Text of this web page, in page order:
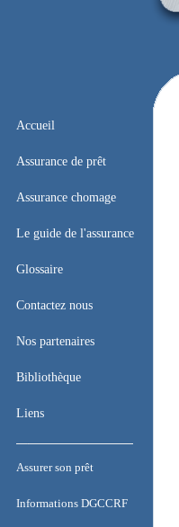
Accueil
Accueil
Assurance de prêt
Assurance de prêt
Assurance chomage
Assurance chomage
Le guide de l'assurance
Le guide de l'assurance
Glossaire
Glossaire
Contactez nous
Contactez nous
Nos partenaires
Nos partenaires
Bibliothèque
Bibliothèque
Liens
Assurer son prêt
Assurer son prêt
Informations DGCCRF